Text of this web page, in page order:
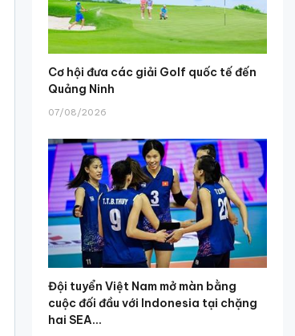
Cơ hội đưa các giải Golf quốc tế đến
Quảng Ninh
07/08/2026
Đội tuyển Việt Nam mở màn bằng
cuộc đối đầu với Indonesia tại chặng
hai SEA...